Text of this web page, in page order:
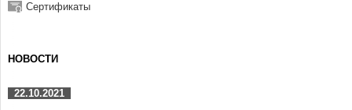
Сертификаты
НОВОСТИ
22.10.2021